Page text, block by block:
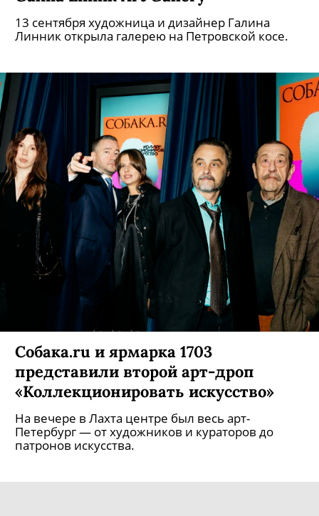
13 сентября художница и дизайнер Галина
Линник открыла галерею на Петровской косе.
Собака.ru и ярмарка 1703
представили второй арт-дроп
«Коллекционировать искусство»
На вечере в Лахта центре был весь арт-
Петербург — от художников и кураторов до
патронов искусства.